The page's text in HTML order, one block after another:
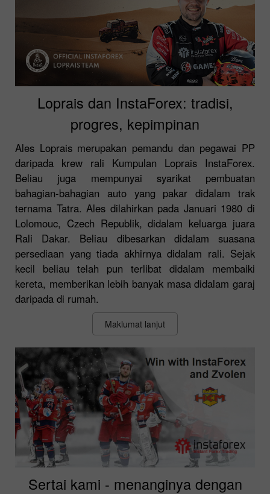
Loprais dan InstaForex: tradisi,
progres, kepimpinan
Ales Loprais merupakan pemandu dan pegawai PP
daripada krew rali Kumpulan Loprais InstaForex.
Beliau juga mempunyai syarikat pembuatan
bahagian-bahagian auto yang pakar didalam trak
ternama Tatra. Ales dilahirkan pada Januari 1980 di
Lolomouc, Czech Republik, didalam keluarga juara
Rali Dakar. Beliau dibesarkan didalam suasana
persediaan yang tiada akhirnya didalam rali. Sejak
kecil beliau telah pun terlibat didalam membaiki
kereta, memberikan lebih banyak masa didalam garaj
daripada di rumah.
Maklumat lanjut
Sertai kami - menanginya dengan